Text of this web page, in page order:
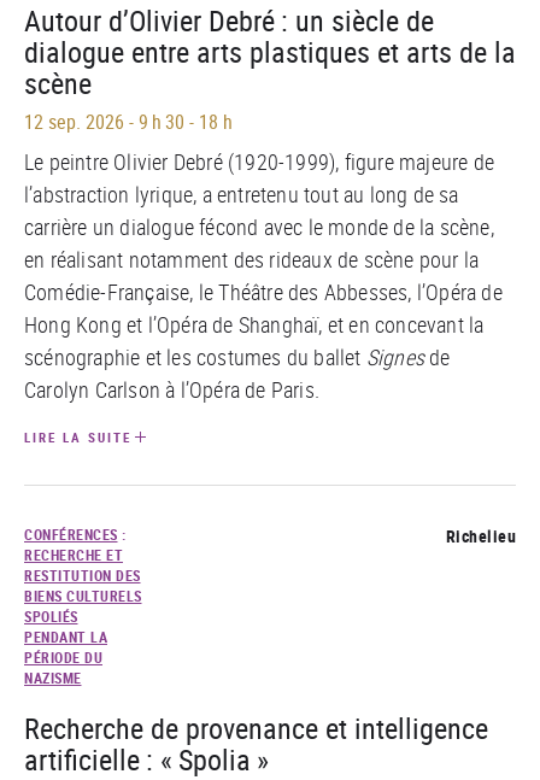
Autour d’Olivier Debré : un siècle de
dialogue entre arts plastiques et arts de la
scène
12 sep. 2026 -9 h 30 - 18 h
Le peintre Olivier Debré (1920-1999), figure majeure de
l’abstraction lyrique, a entretenu tout au long de sa
carrière un dialogue fécond avec le monde de la scène,
en réalisant notamment des rideaux de scène pour la
Comédie-Française, le Théâtre des Abbesses, l’Opéra de
Hong Kong et l’Opéra de Shanghaï, et en concevant la
scénographie et les costumes du ballet Signesde
Carolyn Carlson à l’Opéra de Paris.
LIRE LA SUITE
CONFÉRENCES :
RECHERCHE ET
RESTITUTION DES
BIENS CULTURELS
SPOLIÉS
PENDANT LA
PÉRIODE DU
NAZISME
Richelieu
Recherche de provenance et intelligence
artificielle : « Spolia »